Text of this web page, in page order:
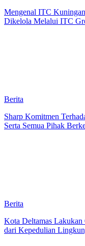
Mengenal ITC
Dikelola Melalui ITC
Berita
Sharp Komitmen
Serta Semua Pihak
Berita
Kota Deltamas Lakukan
dari Kepedulian